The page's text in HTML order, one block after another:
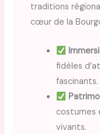
traditions
cœur de la
fidèles
fascinants.
costumes
vivants.